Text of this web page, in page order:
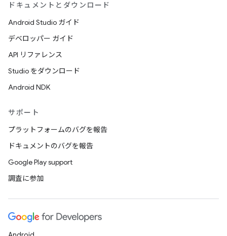
ドキュメントとダウンロード
Android Studio ガイド
デベロッパー ガイド
API リファレンス
Studio をダウンロード
Android NDK
サポート
プラットフォームのバグを報告
ドキュメントのバグを報告
Google Play support
調査に参加